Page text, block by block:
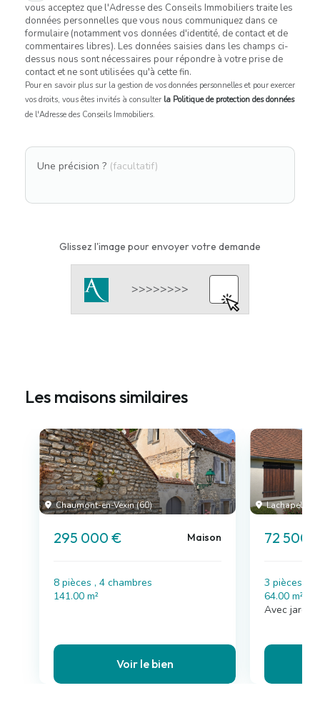
vous acceptez que l'Adresse des Conseils Immobiliers traite les
données personnelles que vous nous communiquez dans ce
formulaire (notamment vos données d'identité, de contact et de
commentaires libres). Les données saisies dans les champs ci-
dessus nous sont nécessaires pour répondre à votre prise de
contact et ne sont utilisées qu'à cette fin.
Pour en savoir plus sur la gestion de vos données personnelles et pour exercer
vos droits, vous êtes invités à consulter la Politique de protection des données
de l'Adresse des Conseils Immobiliers.
Une précision ? (facultatif)
Glissez l'image pour envoyer votre demande
Les maisons similaires
Chaumont-en-Vexin (60)
295 000 € Maison
8 pièces , 4 chambres
141.00 m²
Voir le bien
Lachapelle-
72 500
3 pièces , 2
64.00 m²
Avec jardin